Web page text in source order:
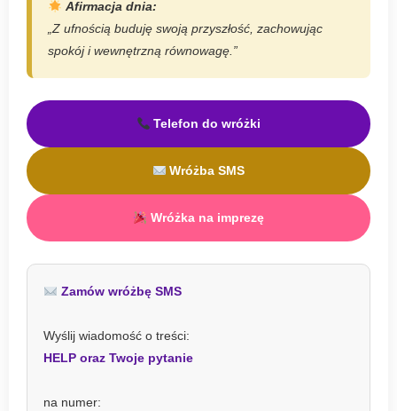
Afirmacja dnia:
„Z ufnością buduję swoją przyszłość, zachowując
spokój i wewnętrzną równowagę.”
Telefon do wróżki
Wróżba SMS
Wróżka na imprezę
Zamów wróżbę SMS
Wyślij wiadomość o treści:
HELP oraz Twoje pytanie
na numer: